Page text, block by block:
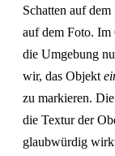
Schatten auf
auf dem Foto. Im
die Umgebung
wir, das Objekt
zu markieren.
die Textur der
glaubwürdig